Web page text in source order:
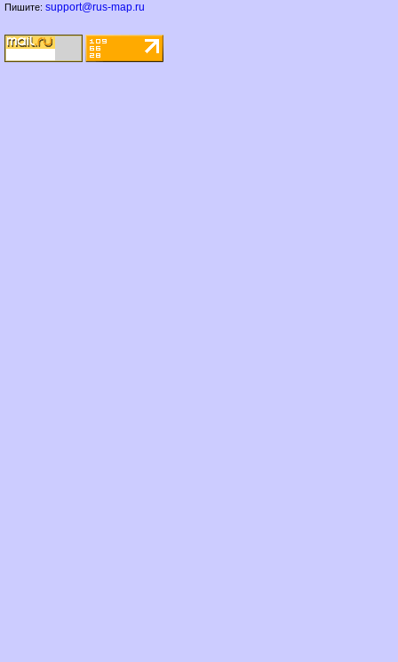
Пишите: support@rus-map.ru